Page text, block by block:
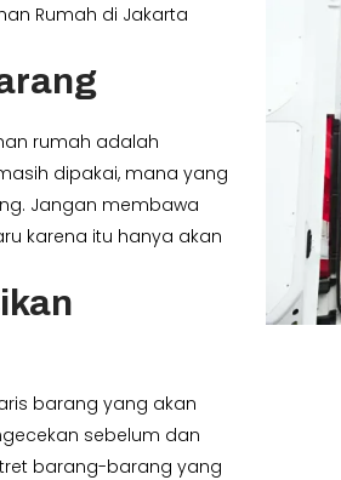
Rumah di Jakarta
rumah adalah
dipakai, mana yang
Jangan membawa
karena itu hanya akan
barang yang akan
sebelum dan
barang-barang yang